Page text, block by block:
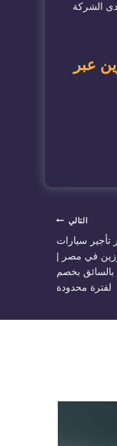
الشركة
عبر
التالي
تأجير سيارات
في مصر |
بالسائق بخصم
لفترة محدودة